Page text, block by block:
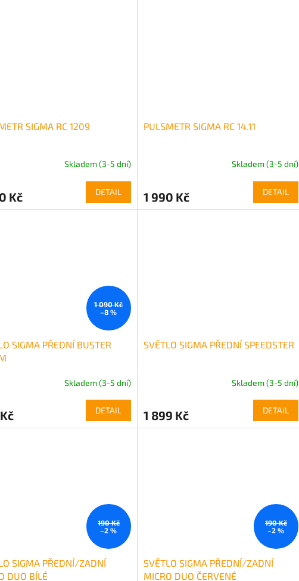
SIGMA RC 1209
Skladem (3-5 dní)
Kč DETAIL
PULSMETR SIGMA RC 14.11
Skladem (3-5 dní)
1 990 Kč DETAIL
1 090 Kč
–8 %
SIGMA PŘEDNÍ BUSTER
Skladem (3-5 dní)
DETAIL
SVĚTLO SIGMA PŘEDNÍ SPEEDSTER
Skladem (3-5 dní)
1 899 Kč DETAIL
190 Kč
–2 %
SIGMA PŘEDNÍ/ZADNÍ
DUO BÍLÉ
190 Kč
–2 %
SVĚTLO SIGMA PŘEDNÍ/ZADNÍ
MICRO DUO ČERVENÉ